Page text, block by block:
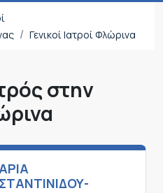
Γενικοί Ιατροί Φλώρινα
στην